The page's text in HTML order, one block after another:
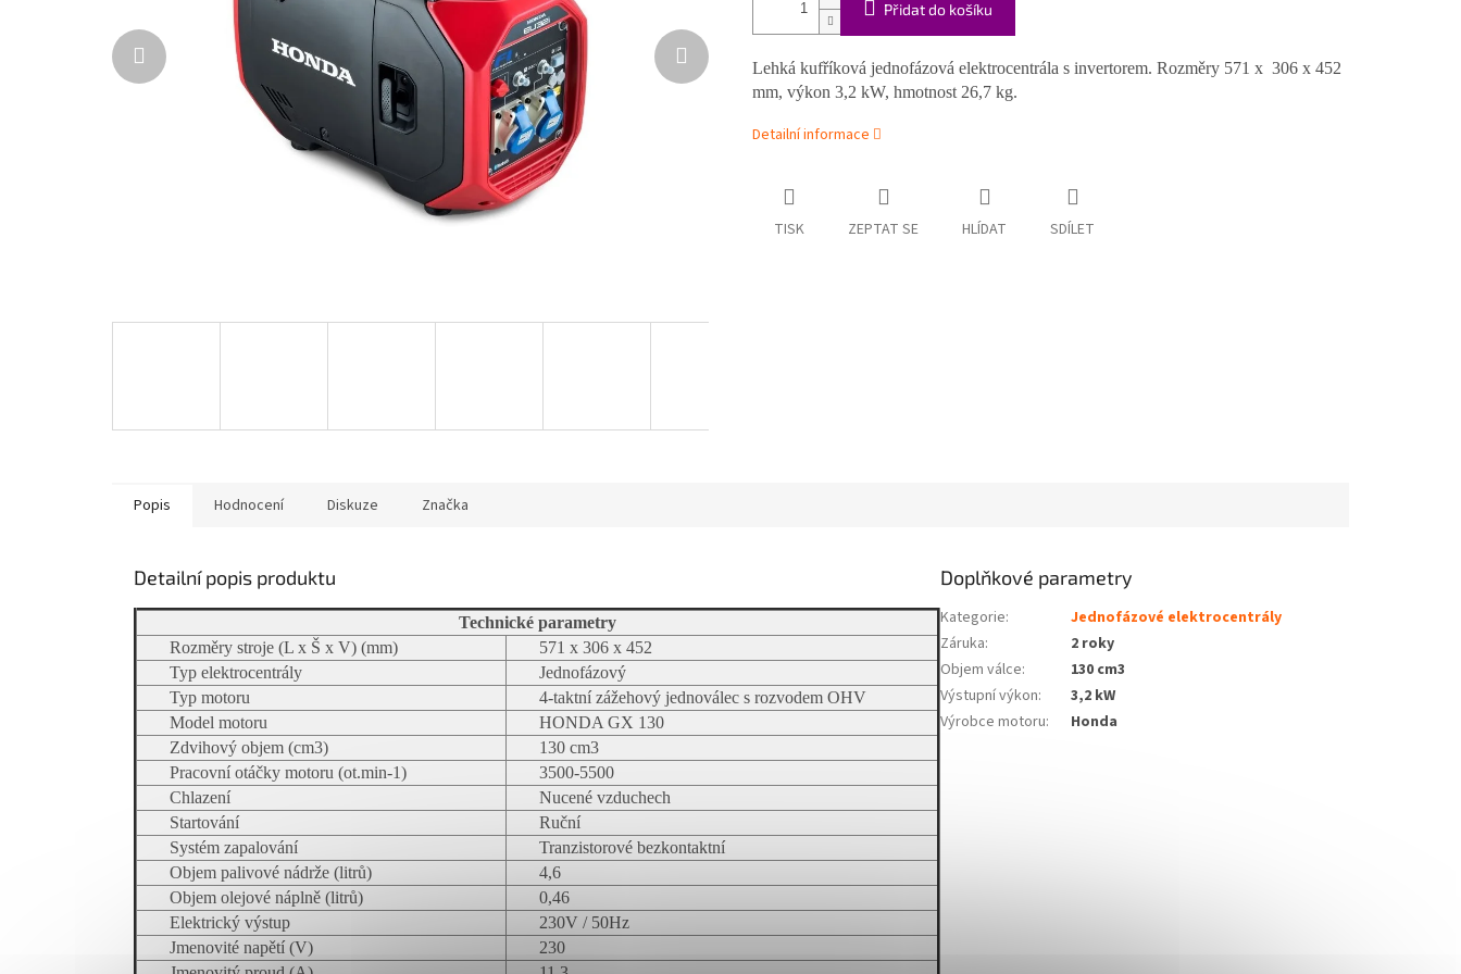
Přidat do košíku
Lehká kufříková jednofázová elektrocentrála s invertorem. Rozměry 571 x 306 x 452
mm, výkon 3,2 kW, hmotnost 26,7 kg.
Detailní informace
TISK ZEPTAT SE HLÍDAT SDÍLET
Popis Hodnocení Diskuze Značka
Detailní popis produktu
Technické parametry
Rozměry stroje (L x Š x V) (mm)
571 x 306 x 452
Typ elektrocentrály
Jednofázový
Typ motoru
4-taktní zážehový jednoválec s rozvodem OHV
Model motoru
HONDA GX 130
Zdvihový objem (cm3)
130 cm3
Pracovní otáčky motoru (ot.min-1)
3500-5500
Chlazení
Nucené vzduchech
Startování
Ruční
Systém zapalování
Tranzistorové bezkontaktní
Objem palivové nádrže (litrů)
4,6
Objem olejové náplně (litrů)
0,46
Elektrický výstup
230V / 50Hz
Jmenovité napětí (V)
230
Doplňkové parametry
Kategorie:
Jednofázové elektrocentrály
Záruka:
2 roky
Objem válce:
130 cm3
Výstupní výkon:
3,2 kW
Výrobce motoru: Honda